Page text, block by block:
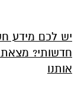
יש לכם מידע
חדשותי?
אותנו